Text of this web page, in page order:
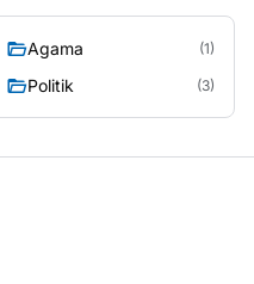
Agama (1)
Politik (3)